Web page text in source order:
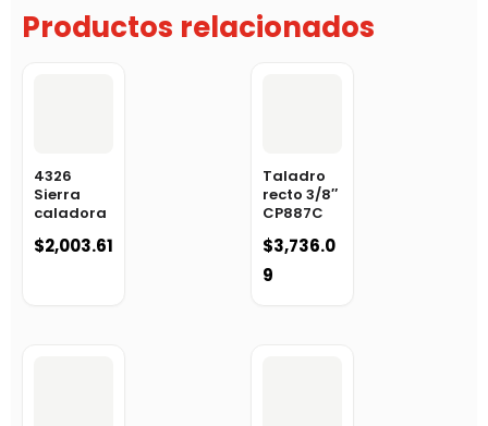
Productos relacionados
4326
Sierra
caladora
$2,003.61
Taladro
recto 3/8″
CP887C
$3,736.0
9